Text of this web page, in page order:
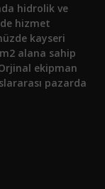
hidrolik ve
hizmet
kayseri
alana sahip
ekipman
pazarda